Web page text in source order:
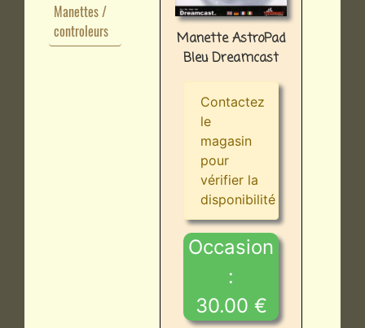
Manettes /
controleurs
Manette AstroPad
Bleu Dreamcast
Contactez
le
magasin
pour
vérifier la
disponibilité
Occasion
:
30.00 €